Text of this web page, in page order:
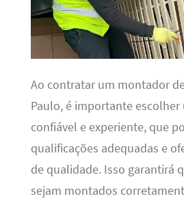
Ao contratar um montador
Paulo, é importante
confiável e experiente, que
qualificações adequadas e
de qualidade. Isso garantirá
sejam montados